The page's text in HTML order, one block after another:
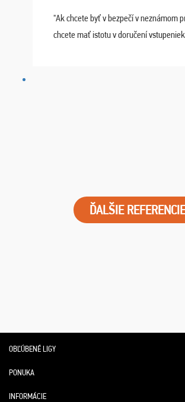
"Ak chcete byť v bezpečí v neznámom
chcete mať istotu v doručení
ĎALŠIE REFERENCIE
OBĽÚBENÉ LIGY
PONUKA
INFORMÁCIE